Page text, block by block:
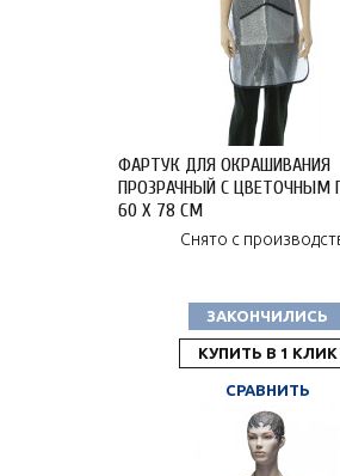
ФАРТУК ДЛЯ ОКРАШИВАНИЯ
ПРОЗРАЧНЫЙ С ЦВЕТОЧНЫМ
60 X 78 СМ
Снято с
ЗАКОНЧИЛИСЬ
КУПИТЬ В 1 КЛИК
СРАВНИТЬ